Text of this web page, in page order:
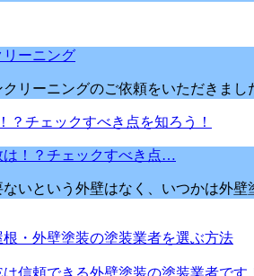
ーニング
リーニングのご依頼をいただきま
は！？チェックすべき点…
ないという外壁はなく、いつかは外
・外壁塗装の塗装業者を選ぶ方法
信頼できる外壁塗装の塗装業者です